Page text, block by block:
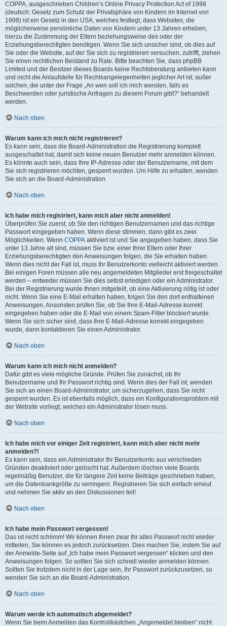
COPPA, ausgeschrieben Children’s Online Privacy Protection Act of 1998
(deutsch: Gesetz zum Schutz der Privatsphäre von Kindern im Internet von
1998) ist ein Gesetz in den USA, welches festlegt, dass Websites, die
möglicherweise persönliche Daten von Kindern unter 13 Jahren erheben,
hierzu die Zustimmung der Eltern beziehungsweise des oder der
Erziehungsberechtigten benötigen. Wenn Sie sich unsicher sind, ob dies auf
Sie oder die Website, auf der Sie sich zu registrieren versuchen, zutrifft, ziehen
Sie einen rechtlichen Beistand zu Rate. Bitte beachten Sie, dass phpBB
Limited und der Besitzer dieses Boards keine Rechtsberatung anbieten kann
und nicht die Anlaufstelle für Rechtsangelegenheiten jeglicher Art ist; außer
solchen, die unter der Frage „An wen soll ich mich wenden, falls es
Beschwerden oder juristische Anfragen zu diesem Forum gibt?“ behandelt
werden.
Nach oben
Warum kann ich mich nicht registrieren?
Es kann sein, dass die Board-Administration die Registrierung komplett
ausgeschaltet hat, damit sich keine neuen Benutzer mehr anmelden können.
Es könnte auch sein, dass Ihre IP-Adresse oder der Benutzername, mit dem
Sie sich registrieren möchten, gesperrt wurden. Um Hilfe zu erhalten, wenden
Sie sich an die Board-Administration.
Nach oben
Ich habe mich registriert, kann mich aber nicht anmelden!
Überprüfen Sie zuerst, ob Sie den richtigen Benutzernamen und das richtige
Passwort eingegeben haben. Wenn diese stimmen, dann gibt es zwei
Möglichkeiten. Wenn COPPA aktiviert ist und Sie angegeben haben, dass Sie
unter 13 Jahre alt sind, müssen Sie bzw. einer Ihrer Eltern oder Ihrer
Erziehungsberechtigten den Anweisungen folgen, die Sie erhalten haben.
Wenn dies nicht der Fall ist, muss Ihr Benutzerkonto vielleicht aktiviert werden.
Bei einigen Foren müssen alle neu angemeldeten Mitglieder erst freigeschaltet
werden – entweder müssen Sie dies selbst erledigen oder ein Administrator.
Bei der Registrierung wurde Ihnen mitgeteilt, ob eine Aktivierung nötig ist oder
nicht. Wenn Sie eine E-Mail erhalten haben, folgen Sie den dort enthaltenen
Anweisungen. Ansonsten prüfen Sie, ob Sie Ihre E-Mail-Adresse korrekt
eingegeben haben oder die E-Mail von einem Spam-Filter blockiert wurde.
Wenn Sie sich sicher sind, dass Ihre E-Mail-Adresse korrekt eingegeben
wurde, dann kontaktieren Sie einen Administrator.
Nach oben
Warum kann ich mich nicht anmelden?
Dafür gibt es viele mögliche Gründe. Prüfen Sie zunächst, ob Ihr
Benutzername und Ihr Passwort richtig sind. Wenn dies der Fall ist, wenden
Sie sich an einen Board-Administrator, um sicherzugehen, dass Sie nicht
gesperrt wurden. Es ist ebenfalls möglich, dass ein Konfigurationsproblem mit
der Website vorliegt, welches ein Administrator lösen muss.
Nach oben
Ich habe mich vor einiger Zeit registriert, kann mich aber nicht mehr
anmelden?!
Es kann sein, dass ein Administrator Ihr Benutzerkonto aus verschieden
Gründen deaktiviert oder gelöscht hat. Außerdem löschen viele Boards
regelmäßig Benutzer, die für längere Zeit keine Beiträge geschrieben haben,
um die Datenbankgröße zu verringern. Registrieren Sie sich einfach erneut
und nehmen Sie aktiv an den Diskussionen teil!
Nach oben
Ich habe mein Passwort vergessen!
Das ist nicht schlimm! Wir können Ihnen zwar Ihr altes Passwort nicht wieder
mitteilen, Sie können es jedoch zurücksetzen. Dies machen Sie, indem Sie auf
der Anmelde-Seite auf „Ich habe mein Passwort vergessen“ klicken und den
Anweisungen folgen. So sollten Sie sich schnell wieder anmelden können.
Sollten Sie trotzdem nicht in der Lage sein, Ihr Passwort zurückzusetzen, so
wenden Sie sich an die Board-Administration.
Nach oben
Warum werde ich automatisch abgemeldet?
Wenn Sie beim Anmelden das Kontrollkästchen „Angemeldet bleiben“ nicht